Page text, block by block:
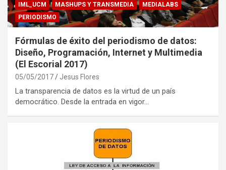
IML_UCM MASHUPS Y TRANSMEDIA
MEDIALABS
PERIODISMO
Fórmulas de éxito del periodismo de datos:
Diseño, Programación, Internet y Multimedia
(El Escorial 2017)
05/05/2017 Jesus Flores
La transparencia de datos es la virtud de un país
democrático. Desde la entrada en vigor…